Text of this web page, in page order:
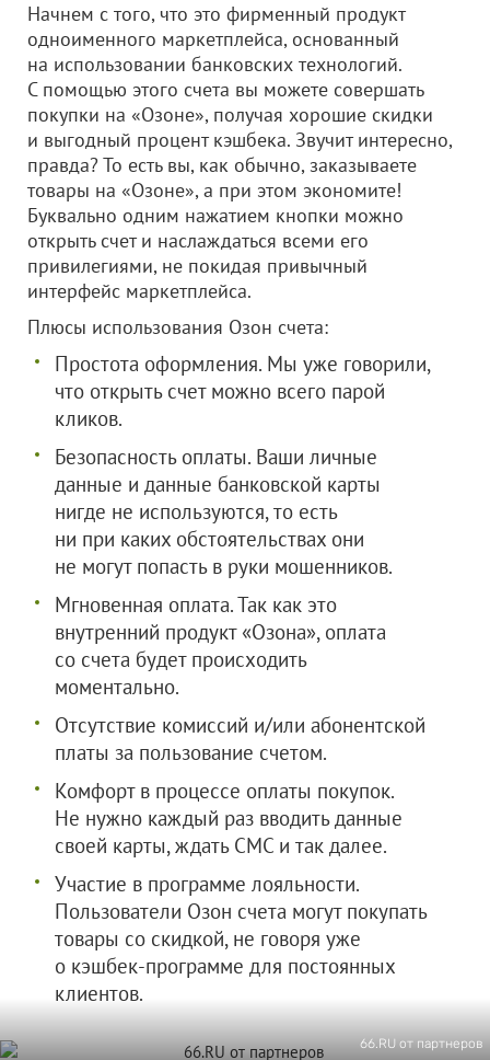
Начнем с того, что это фирменный продукт
одноименного маркетплейса, основанный
на использовании банковских технологий.
С помощью этого счета вы можете совершать
покупки на «Озоне», получая хорошие скидки
и выгодный процент кэшбека. Звучит интересно,
правда? То есть вы, как обычно, заказываете
товары на «Озоне», а при этом экономите!
Буквально одним нажатием кнопки можно
открыть счет и наслаждаться всеми его
привилегиями, не покидая привычный
интерфейс маркетплейса.
Плюсы использования Озон счета:
Простота оформления. Мы уже говорили,
что открыть счет можно всего парой
кликов.
Безопасность оплаты. Ваши личные
данные и данные банковской карты
нигде не используются, то есть
ни при каких обстоятельствах они
не могут попасть в руки мошенников.
Мгновенная оплата. Так как это
внутренний продукт «Озона», оплата
со счета будет происходить
моментально.
Отсутствие комиссий и/или абонентской
платы за пользование счетом.
Комфорт в процессе оплаты покупок.
Не нужно каждый раз вводить данные
своей карты, ждать СМС и так далее.
Участие в программе лояльности.
Пользователи Озон счета могут покупать
товары со скидкой, не говоря уже
о кэшбек-программе для постоянных
клиентов.
66.RU от партнеров